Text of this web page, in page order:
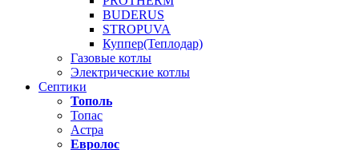
BUDERUS
STROPUVA
Куппер(Теплодар)
Газовые котлы
Электрические котлы
Септики
Тополь
Топас
Астра
Евролос